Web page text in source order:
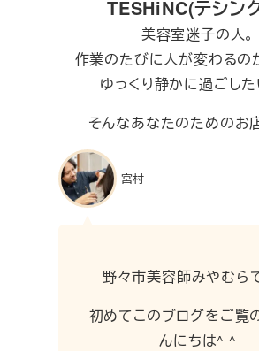
TESHiNC(テシン
美容室迷子の人。
作業のたびに人が変わるの
ゆっくり静かに過ごした
そんなあなたのためのお
宮村
野々市美容師みやむら
初めてこのブログをご覧
んにちは^ ^